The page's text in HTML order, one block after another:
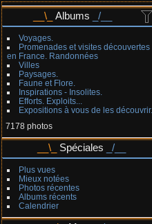
Albums
Voyages.
Promenades et visites découvertes
en France. Randonnées
Villes
Paysages.
Faune et Flore.
Inspirations - Insolites.
Efforts. Exploits...
Expositions à vous de les découvrir.
7178 photos
Spéciales
Plus vues
Mieux notées
Photos récentes
Albums récents
Calendrier